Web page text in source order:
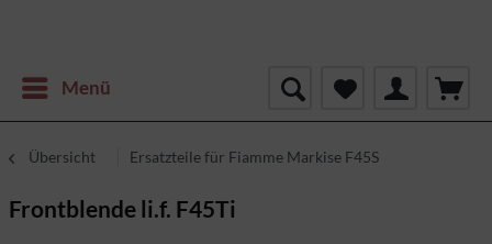
Menü
Übersicht Ersatzteile für Fiamme Markise F45S
Frontblende li.f. F45Ti